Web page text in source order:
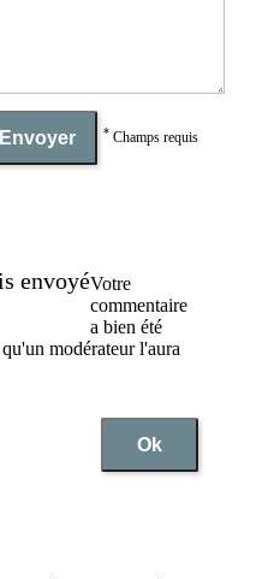
* Champs requis
Envoyer
envoyéVotre
commentaire
a bien été
modérateur l'aura
Ok